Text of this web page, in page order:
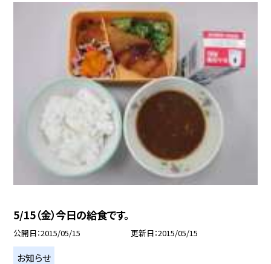
5/15（金）今日の給食です。
公開日 2015/05/15 更新日 2015/05/15
お知らせ